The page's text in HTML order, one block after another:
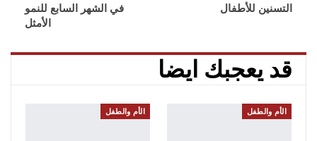
التسنين للأطفال
في الشهر السابع للنمو
الأمثل
قد يعجبك ايضا
الأم والطفل الأم والطفل